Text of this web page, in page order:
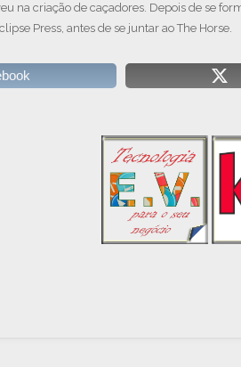
na criação de caçadores. Depois de se
Press, antes de se juntar ao The Horse.